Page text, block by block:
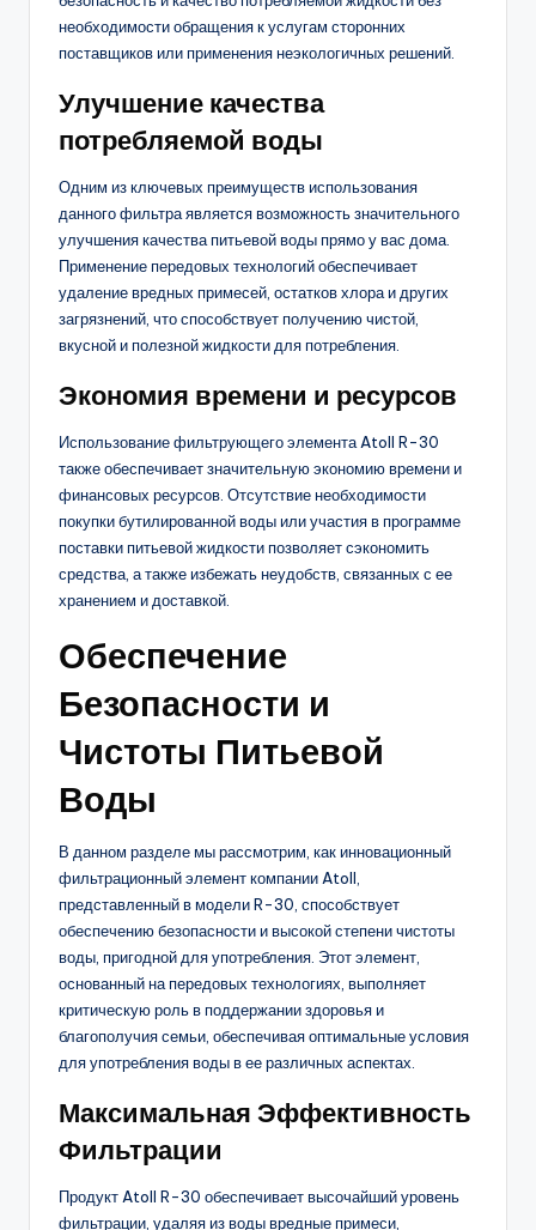
необходимости обращения к услугам сторонних
поставщиков или применения неэкологичных решений.
Улучшение качества
потребляемой воды
Одним из ключевых преимуществ использования
данного фильтра является возможность значительного
улучшения качества питьевой воды прямо у вас дома.
Применение передовых технологий обеспечивает
удаление вредных примесей, остатков хлора и других
загрязнений, что способствует получению чистой,
вкусной и полезной жидкости для потребления.
Экономия времени и ресурсов
Использование фильтрующего элемента Atoll R-30
также обеспечивает значительную экономию времени и
финансовых ресурсов. Отсутствие необходимости
покупки бутилированной воды или участия в программе
поставки питьевой жидкости позволяет сэкономить
средства, а также избежать неудобств, связанных с ее
хранением и доставкой.
Обеспечение
Безопасности и
Чистоты Питьевой
Воды
В данном разделе мы рассмотрим, как инновационный
фильтрационный элемент компании Atoll,
представленный в модели R-30, способствует
обеспечению безопасности и высокой степени чистоты
воды, пригодной для употребления. Этот элемент,
основанный на передовых технологиях, выполняет
критическую роль в поддержании здоровья и
благополучия семьи, обеспечивая оптимальные условия
для употребления воды в ее различных аспектах.
Максимальная Эффективность
Фильтрации
Продукт Atoll R-30 обеспечивает высочайший уровень
фильтрации, удаляя из воды вредные примеси,